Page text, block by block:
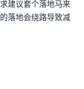
建议套个落地(马来
的落地会绕路导致减